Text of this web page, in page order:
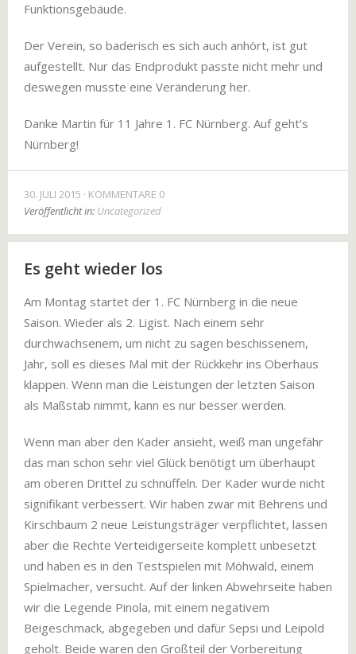
Funktionsgebäude.
Der Verein, so baderisch es sich auch anhört, ist gut
aufgestellt. Nur das Endprodukt passte nicht mehr und
deswegen musste eine Veränderung her.
Danke Martin für 11 Jahre 1. FC Nürnberg. Auf geht’s
Nürnberg!
30. JULI 2015
KOMMENTARE 0
Veröffentlicht in: Uncategorized
Es geht wieder los
Am Montag startet der 1. FC Nürnberg in die neue
Saison. Wieder als 2. Ligist. Nach einem sehr
durchwachsenem, um nicht zu sagen beschissenem,
Jahr, soll es dieses Mal mit der Rückkehr ins Oberhaus
klappen. Wenn man die Leistungen der letzten Saison
als Maßstab nimmt, kann es nur besser werden.
Wenn man aber den Kader ansieht, weiß man ungefähr
das man schon sehr viel Glück benötigt um überhaupt
am oberen Drittel zu schnüffeln. Der Kader wurde nicht
signifikant verbessert. Wir haben zwar mit Behrens und
Kirschbaum 2 neue Leistungsträger verpflichtet, lassen
aber die Rechte Verteidigerseite komplett unbesetzt
und haben es in den Testspielen mit Möhwald, einem
Spielmacher, versucht. Auf der linken Abwehrseite haben
wir die Legende Pinola, mit einem negativem
Beigeschmack, abgegeben und dafür Sepsi und Leipold
geholt. Beide waren den Großteil der Vorbereitung